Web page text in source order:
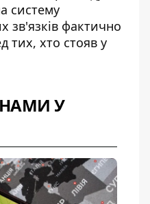
систему
зв'язків фактично
тих, хто стояв у
НАМИ У